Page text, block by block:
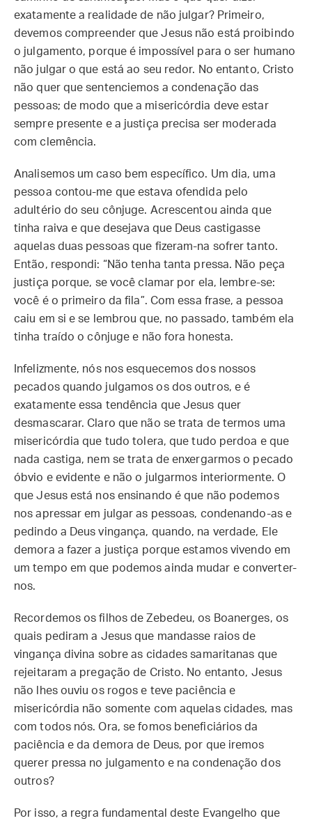
exatamente a realidade de não julgar? Primeiro,
devemos compreender que Jesus não está proibindo
o julgamento, porque é impossível para o ser humano
não julgar o que está ao seu redor. No entanto, Cristo
não quer que sentenciemos a condenação das
pessoas; de modo que a misericórdia deve estar
sempre presente e a justiça precisa ser moderada
com clemência.
Analisemos um caso bem específico. Um dia, uma
pessoa contou-me que estava ofendida pelo
adultério do seu cônjuge. Acrescentou ainda que
tinha raiva e que desejava que Deus castigasse
aquelas duas pessoas que fizeram-na sofrer tanto.
Então, respondi: “Não tenha tanta pressa. Não peça
justiça porque, se você clamar por ela, lembre-se:
você é o primeiro da fila”. Com essa frase, a pessoa
caiu em si e se lembrou que, no passado, também ela
tinha traído o cônjuge e não fora honesta.
Infelizmente, nós nos esquecemos dos nossos
pecados quando julgamos os dos outros, e é
exatamente essa tendência que Jesus quer
desmascarar. Claro que não se trata de termos uma
misericórdia que tudo tolera, que tudo perdoa e que
nada castiga, nem se trata de enxergarmos o pecado
óbvio e evidente e não o julgarmos interiormente. O
que Jesus está nos ensinando é que não podemos
nos apressar em julgar as pessoas, condenando-as e
pedindo a Deus vingança, quando, na verdade, Ele
demora a fazer a justiça porque estamos vivendo em
um tempo em que podemos ainda mudar e converter-
nos.
Recordemos os filhos de Zebedeu, os Boanerges, os
quais pediram a Jesus que mandasse raios de
vingança divina sobre as cidades samaritanas que
rejeitaram a pregação de Cristo. No entanto, Jesus
não lhes ouviu os rogos e teve paciência e
misericórdia não somente com aquelas cidades, mas
com todos nós. Ora, se fomos beneficiários da
paciência e da demora de Deus, por que iremos
querer pressa no julgamento e na condenação dos
outros?
Por isso, a regra fundamental deste Evangelho que